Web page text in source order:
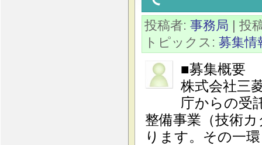
投稿者: 事務局 | 投
トピックス: 募集情
■募集概要
株式会社三
庁からの受
整備事業（技術
ります。その一